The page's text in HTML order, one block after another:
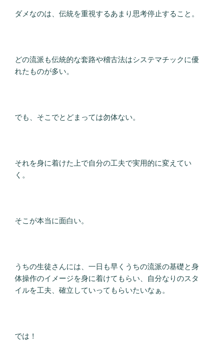
ダメなのは、伝統を重視するあまり思考停止すること。
どの流派も伝統的な套路や稽古法はシステマチックに優
れたものが多い。
でも、そこでとどまっては勿体ない。
それを身に着けた上で自分の工夫で実用的に変えてい
く。
そこが本当に面白い。
うちの生徒さんには、一日も早くうちの流派の基礎と身
体操作のイメージを身に着けてもらい、自分なりのスタ
イルを工夫、確立していってもらいたいなぁ。
では！